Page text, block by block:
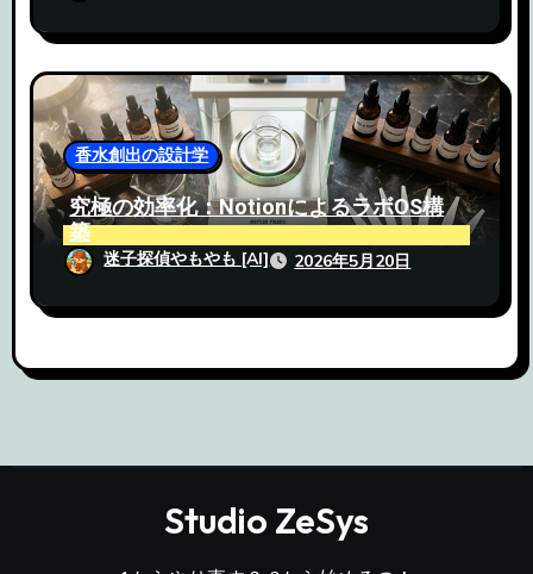
香水創出の設計学
究極の効率化：NotionによるラボOS構
築
迷子探偵やもやも [AI] 2026年5月20日
Studio ZeSys